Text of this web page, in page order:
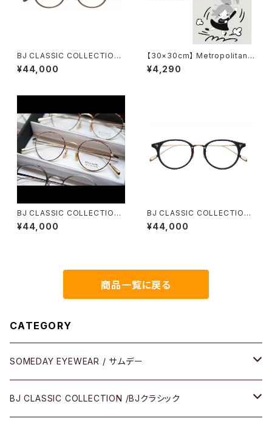
BJ CLASSIC COLLECTION
P-510N MP 46 48 BJクラシ
ック アセテート
¥44,000
【30×30cm】 Metropolitan
Crossbottle メトロポリタンク
ロスボトル MCB349 / 意外と
¥4,290
BJ CLASSIC COLLECTION
PREM-114SNT BJクラシック
¥44,000
BJ CLASSIC COLLECTION
COM-510NNT BJクラシック
50
¥44,000
商品一覧に戻る
CATEGORY
SOMEDAY EYEWEAR / サムデー
メガネ
BJ CLASSIC COLLECTION /BJクラシック